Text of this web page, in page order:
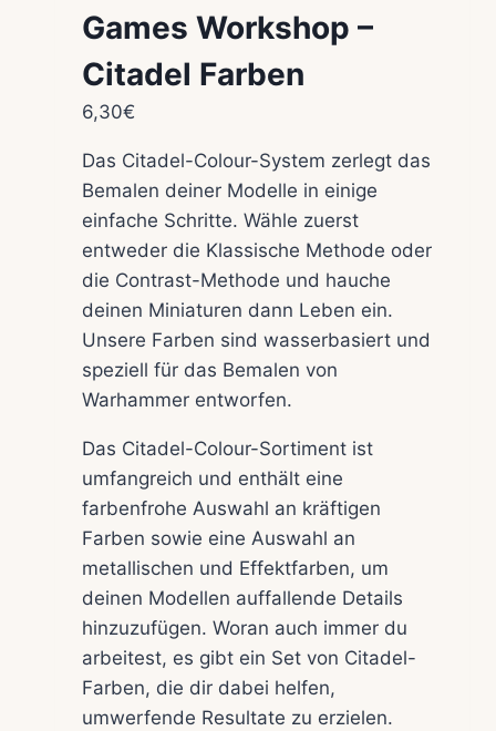
Games Workshop –
Citadel Farben
6,30€
Das Citadel-Colour-System zerlegt das
Bemalen deiner Modelle in einige
einfache Schritte. Wähle zuerst
entweder die Klassische Methode oder
die Contrast-Methode und hauche
deinen Miniaturen dann Leben ein.
Unsere Farben sind wasserbasiert und
speziell für das Bemalen von
Warhammer entworfen.
Das Citadel-Colour-Sortiment ist
umfangreich und enthält eine
farbenfrohe Auswahl an kräftigen
Farben sowie eine Auswahl an
metallischen und Effektfarben, um
deinen Modellen auffallende Details
hinzuzufügen. Woran auch immer du
arbeitest, es gibt ein Set von Citadel-
Farben, die dir dabei helfen,
umwerfende Resultate zu erzielen.